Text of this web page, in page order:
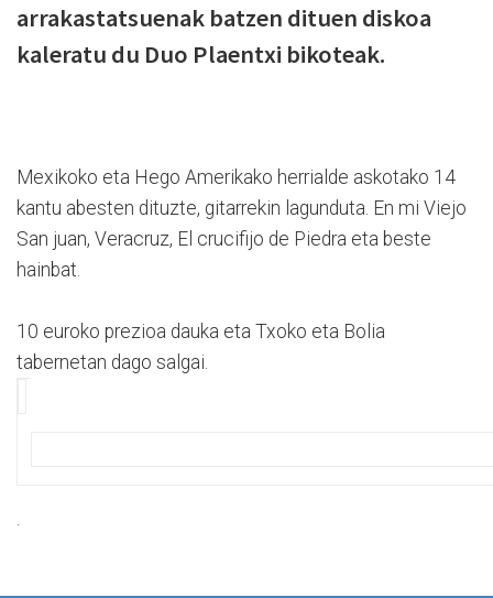
arrakastatsuenak batzen dituen diskoa
kaleratu du Duo Plaentxi bikoteak.
Mexikoko eta Hego Amerikako herrialde askotako 14
kantu abesten dituzte, gitarrekin lagunduta. En mi Viejo
San juan, Veracruz, El crucifijo de Piedra eta beste
hainbat.
10 euroko prezioa dauka eta Txoko eta Bolia
tabernetan dago salgai.